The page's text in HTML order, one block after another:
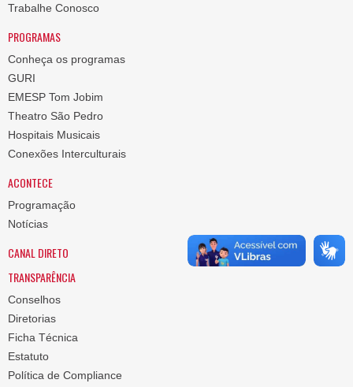
Trabalhe Conosco
PROGRAMAS
Conheça os programas
GURI
EMESP Tom Jobim
Theatro São Pedro
Hospitais Musicais
Conexões Interculturais
ACONTECE
Programação
Notícias
CANAL DIRETO
TRANSPARÊNCIA
Conselhos
Diretorias
Ficha Técnica
Estatuto
Política de Compliance